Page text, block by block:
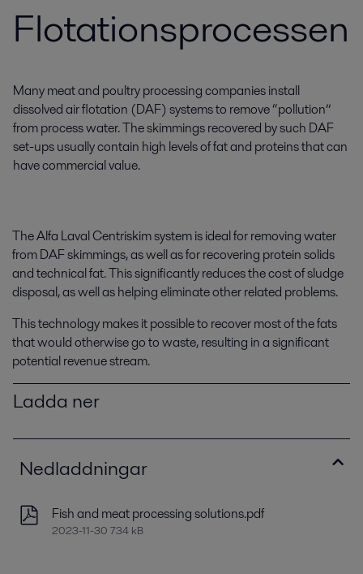
Flotationsprocessen
Many meat and poultry processing companies install
dissolved air flotation (DAF) systems to remove “pollution”
from process water. The skimmings recovered by such DAF
set-ups usually contain high levels of fat and proteins that can
have commercial value.
The Alfa Laval Centriskim system is ideal for removing water
from DAF skimmings, as well as for recovering protein solids
and technical fat. This significantly reduces the cost of sludge
disposal, as well as helping eliminate other related problems.
This technology makes it possible to recover most of the fats
that would otherwise go to waste, resulting in a significant
potential revenue stream.
Ladda ner
Nedladdningar
Fish and meat processing solutions.pdf
2023-11-30 734 kB